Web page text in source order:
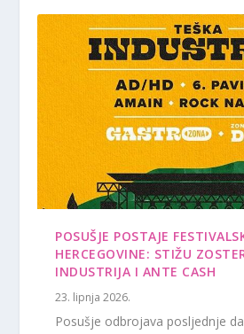
POSUŠJE POSTAJE
HERCEGOVINE: STIŽU
INDUSTRIJA I ANTE CASH
23. lipnja 2026.
Posušje odbrojava posljednje